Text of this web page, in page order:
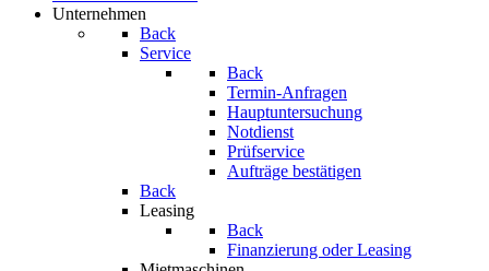
Unternehmen
Back
Service
Back
Termin-Anfragen
Hauptuntersuchung
Notdienst
Prüfservice
Aufträge bestätigen
Back
Leasing
Back
Finanzierung oder Leasing